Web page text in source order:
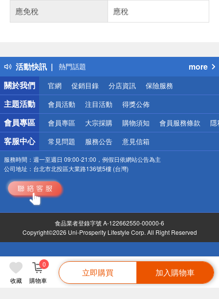
收藏 購物車
0
立即購買 加入購物車
應免稅
應稅
活動快訊
得獎公告
熱門話題
銀行優惠
偏遠地區配送
詐騙網頁！請小心！
more
關於我們
官網 促銷目錄 分店資訊 保險服務
主題活動 會員活動 注目活動 得獎公佈
會員專區 會員專區 大宗採購 購物須知 會員服務條款 隱
客服中心 常見問題 服務公告 意見信箱
服務時間： 週一至週日 09:00-21:00，例假日依網站公告為主
公司地址： 台北市北投區大業路136號5樓 (台灣)
食品業者登錄字號 A-122662550-00000-6
Copyright©2026 Uni-Prosperity Lifestyle Corp. All Right Reserved